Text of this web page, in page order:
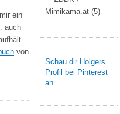
ein
auch
von
Mimikama.at (5)
Schau dir Holgers
Profil bei Pinterest
an.